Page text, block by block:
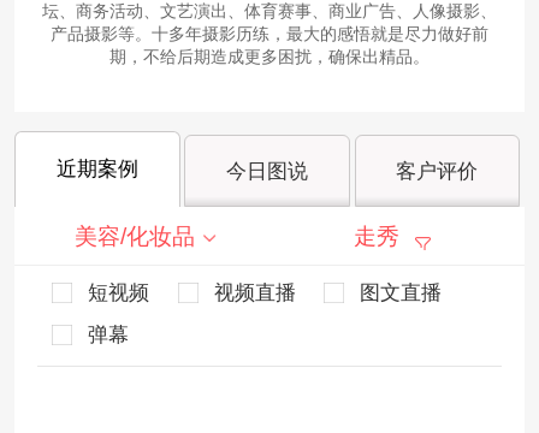
坛、商务活动、文艺演出、体育赛事、商业广告、人像摄影、
产品摄影等。十多年摄影历练，最大的感悟就是尽力做好前
期，不给后期造成更多困扰，确保出精品。
近期案例 今日图说 客户评价
美容/化妆品 走秀
短视频 视频直播
图文直播
弹幕